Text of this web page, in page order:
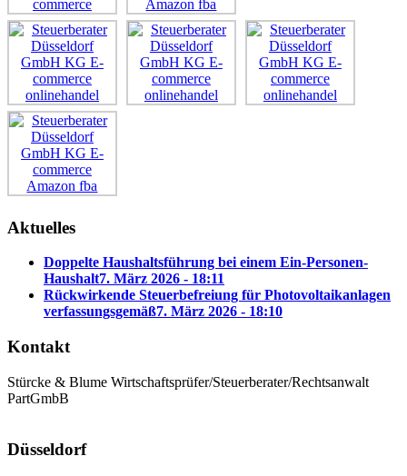
Aktuelles
Doppelte Haushaltsführung bei einem Ein-Personen-
Haushalt7. März 2026 - 18:11
Rückwirkende Steuerbefreiung für Photovoltaikanlagen
verfassungsgemäß7. März 2026 - 18:10
Kontakt
Stürcke & Blume Wirtschaftsprüfer/Steuerberater/Rechtsanwalt
PartGmbB
Düsseldorf